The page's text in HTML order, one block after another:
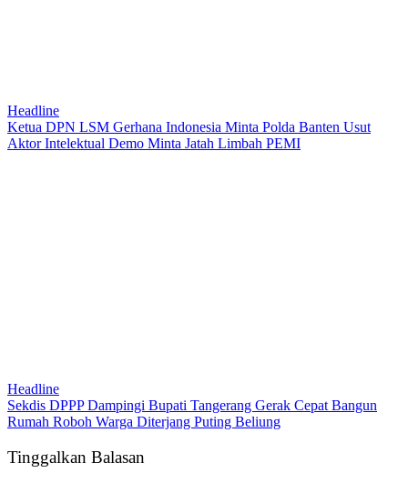
Headline
Ketua DPN LSM Gerhana Indonesia Minta Polda Banten Usut
Aktor Intelektual Demo Minta Jatah Limbah PEMI
Headline
Sekdis DPPP Dampingi Bupati Tangerang Gerak Cepat Bangun
Rumah Roboh Warga Diterjang Puting Beliung
Tinggalkan Balasan